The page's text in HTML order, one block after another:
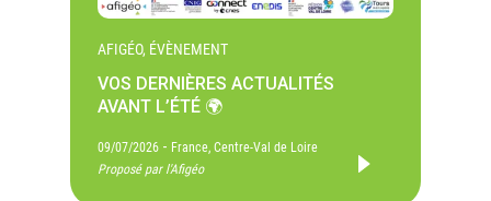
AFIGÉO, ÉVÈNEMENT
VOS DERNIÈRES ACTUALITÉS
AVANT L’ÉTÉ 🌍
09/07/2026 - France, Centre-Val de Loire
Proposé par l'Afigéo